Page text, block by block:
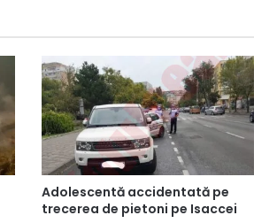
Adolescentă accidentată pe
trecerea de pietoni pe Isaccei